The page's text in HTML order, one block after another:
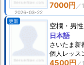
2026-03-22
7000円
更新
空欄 男性
4500円
日本語
さいたま新
個人 レッス